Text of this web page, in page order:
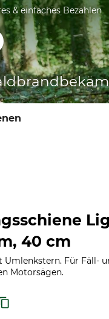
& einfaches Bezahlen
40 cm
Umlenkstern. Für Fäll-
Motorsägen.